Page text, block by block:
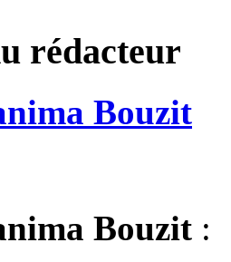
rédacteur
Bouzit
Bouzit :